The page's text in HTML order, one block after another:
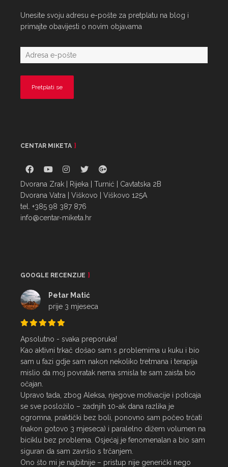
Unesite svoju adresu e-pošte za pretplatu na blog i
primajte obavijesti o novim objavama
CENTAR MIKETA
Dvorana Zrak | Rijeka | Turnić | Cavtatska 2B
Dvorana Vatra | Viškovo | Viškovo 125A
tel. +385 98 387 876
info@centar-miketa.hr
GOOGLE RECENZIJE
Petar Matić
prije 3 mjeseca
Apsolutno - svaka preporuka!
Kao aktivni trkač došao sam s problemima u kuku i bio
sam u fazi gdje sam nakon nekoliko tretmana i terapija
mislio da moj povratak nema smisla te sam zaista bio
očajan.
Upravo tada, zbog Aleksa, njegove motivacije i poticaja
se sve posložilo – zadnjih 10-ak dana razlika je
ogromna, praktički bez boli, ponovno sam počeo trčati
(nakon gotovo 3 mjeseca) i paralelno dižem volumen na
biciklu bez problema. Osjećaj je fenomenalan a bio sam
siguran da sam završio s trčanjem.
Ono što mi je najbitnije – pristup nije generički nego